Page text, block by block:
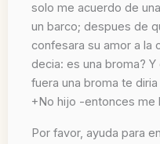
solo me acuerdo de
un barco; despues de
confesara su amor a la
decia: es una broma?
fuera una broma te
+No hijo -entonces me
Por favor, ayuda para